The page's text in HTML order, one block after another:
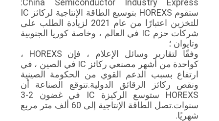
ستقوم HOREXS بتوسيع الطاقة الإنتاجية لركائز IC
للتخزين اعتبارًا من عام 2021 لزيادة الطلب على
شركات حزم IC في العالم ، وخاصة كوريا الجنوبية
وتايوان ؛
وفقًا لتقارير وسائل الإعلام ، فإن HOREXS ،
كواحدة من أشهر مصنعي ركائز IC في الصين ، في
ارتفاع بسبب الدعم القوي من الحكومة الصينية
ونقص ركائز الرقائق الدولية.تتوقع الصناعة أن
HOREXS ستوسع الركيزة IC في غضون 2-3
سنوات.تصل الطاقة الإنتاجية إلى 60 ألف متر مربع
شهريًا.